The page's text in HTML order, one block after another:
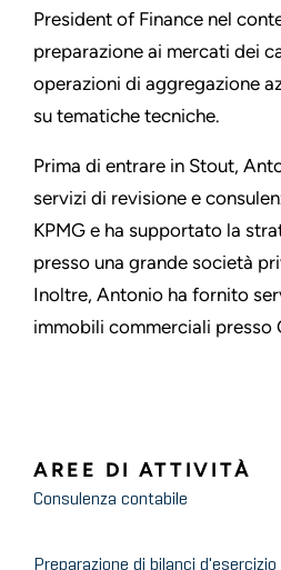
President of Finance nel
preparazione ai mercati dei
operazioni di aggregazione
su tematiche tecniche.
Prima di entrare in Stout,
servizi di revisione e
KPMG e ha supportato la
presso una grande società
Inoltre, Antonio ha fornito
immobili commerciali presso
AREE DI ATTIVITÀ
Consulenza contabile
Preparazione di bilanci d'esercizio